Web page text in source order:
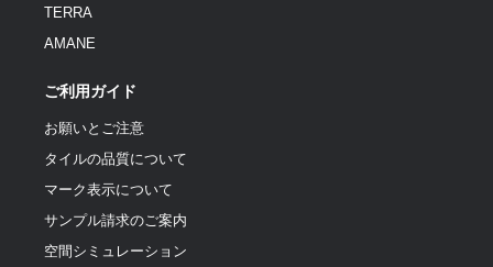
TERRA
AMANE
ご利用ガイド
お願いとご注意
タイルの品質について
マーク表示について
サンプル請求のご案内
空間シミュレーション